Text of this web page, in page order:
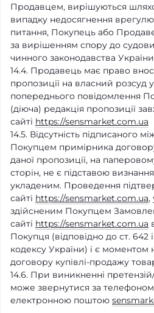
Продавцем, вирішуються
випадку недосягнення
питання, Покупець або
за вирішенням спору до
чинного законодавства
14.4. Продавець має право
пропозиції на власний розсуд
попереднього повідомлення
(діюча) редакція пропозиції
сайті https://sensmarket.com.ua
14.5. Відсутність підписаного
Покупцем примірника
даної пропозиції, на
сторін, не є підставою
укладеним. Проведення
сайті https://sensmarket.com.ua,
здійсненим Покупцем
сайті https://sensmarket.com.ua
Покупця (відповідно до ст. 642
кодексу України) і є моментом
договору купівлі-продажу
14.6. При виникненні
може звернутися за
електронною поштою